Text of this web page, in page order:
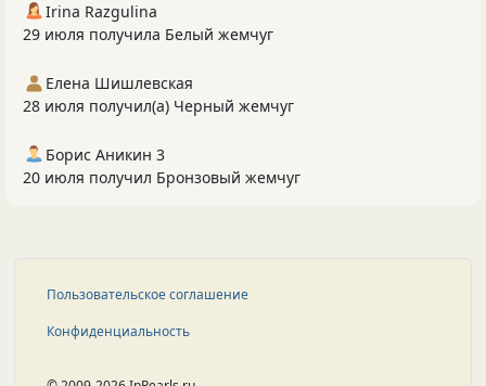
Irina Razgulina
29 июля получила Белый жемчуг
Елена Шишлевская
28 июля получил(а) Черный жемчуг
Борис Аникин 3
20 июля получил Бронзовый жемчуг
Пользовательское соглашение
Конфиденциальность